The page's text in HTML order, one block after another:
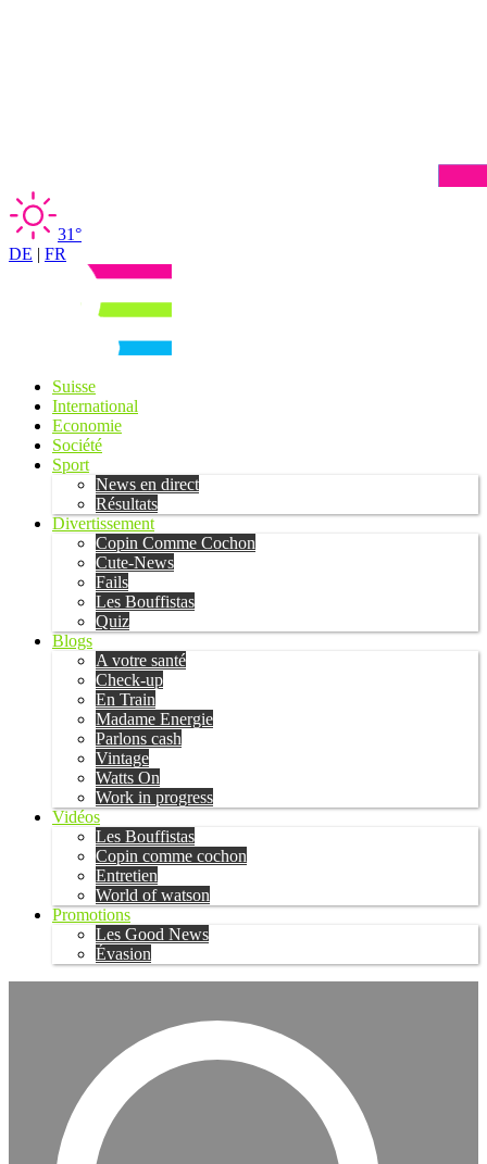
31°
DE | FR
Suisse
International
Economie
Société
Sport
News en direct
Résultats
Divertissement
Copin Comme Cochon
Cute-News
Fails
Les Bouffistas
Quiz
Blogs
A votre santé
Check-up
En Train
Madame Energie
Parlons cash
Vintage
Watts On
Work in progress
Vidéos
Les Bouffistas
Copin comme cochon
Entretien
World of watson
Promotions
Les Good News
Évasion